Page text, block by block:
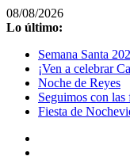
Saltar
al
08/08/2026
Lo último:
Semana Santa
¡Ven a celebrar
Noche de Reyes
Seguimos con las
Fiesta de